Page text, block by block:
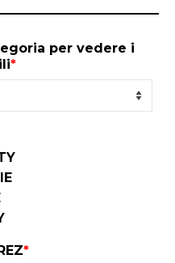
per vedere i
*
*